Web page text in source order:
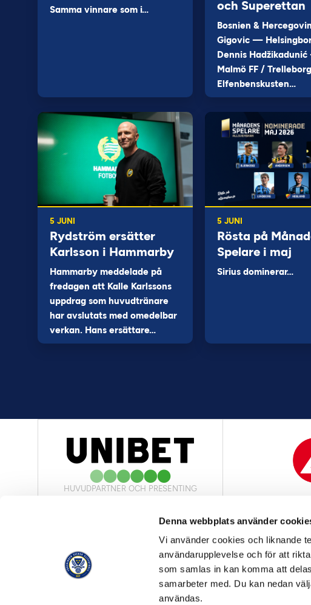
Denna webbplats använder
Vi använder cookies och liknande
användarupplevelse och för att
som samlas in kan komma att
samarbeter med. Du kan nedan
användas.
Samma vinnare som i…
och Superettan
Bosnien &
Gigovic —
Dennis
Malmö FF /
Elfenbenskusten…
5 JUNI
Rydström ersätter
Karlsson i Hammarby
Hammarby meddelade på
fredagen att Kalle Karlssons
uppdrag som huvudtränare
har avslutats med omedelbar
verkan. Hans ersättare…
5 JUNI
Rösta på
Spelare i maj
Sirius dominerar…
HUVUDPARTNER OCH PRESENTING
OFFICIELL LEVERANTÖR